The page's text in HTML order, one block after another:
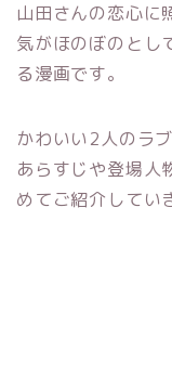
山田さんの恋心に
気がほのぼのとし
る漫画です。
かわいい2人のラ
あらすじや登場人
めてご紹介してい